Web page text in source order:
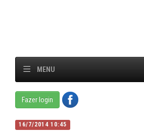
MENU
Fazer login
16/7/2014 10:45